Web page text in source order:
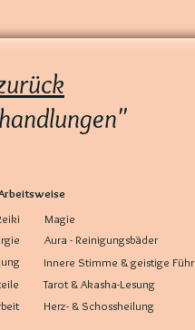
Magie
Aura - Reinigungsbäder
Innere Stimme & geistige
Tarot & Akasha-Lesung
Herz- & Schossheilung